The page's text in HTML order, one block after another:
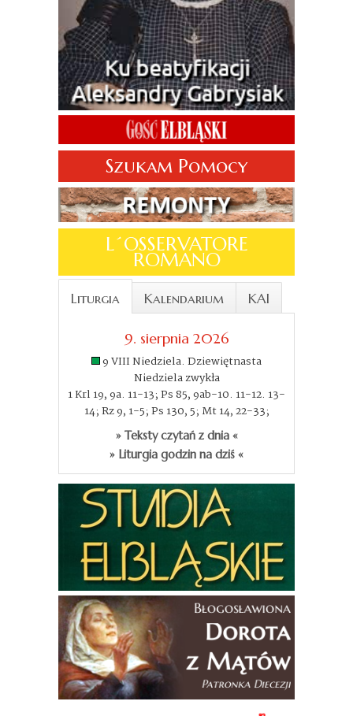
Szukam Pomocy
L´OSSERVATORE
ROMANO
Liturgia Kalendarium KAI
9. sierpnia 2026
9 VIII Niedziela. Dziewiętnasta
Niedziela zwykła
1 Krl 19, 9a. 11-13; Ps 85, 9ab-10. 11-12. 13-
14; Rz 9, 1-5; Ps 130, 5; Mt 14, 22-33;
» Teksty czytań z dnia «
» Liturgia godzin na dziś «